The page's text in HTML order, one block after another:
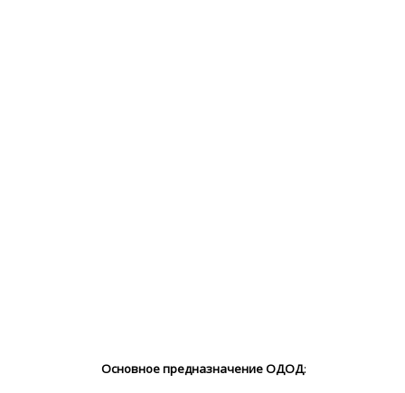
Основное предназначение ОДОД: